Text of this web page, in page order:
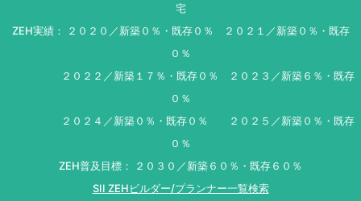
宅
ZEH実績： ２０２０／新築０％・既存０％ ２０２１／新築０％・既存
０％
２０２２／新築１７％・既存０％ ２０２３／新築６％・既存
０％
２０２４／新築０％・既存０％ ２０２５／新築０％・既存
０％
ZEH普及目標： ２０３０／新築６０％・既存６０％
SII ZEHビルダー/プランナー一覧検索